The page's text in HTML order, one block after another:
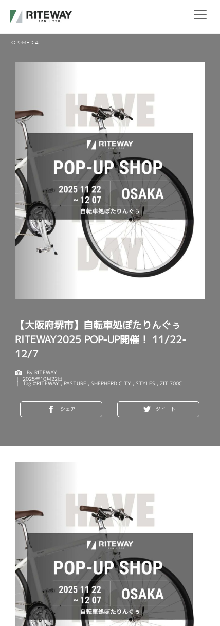
TOP MEDIA
【大阪府堺市】自転車処ぽたりんぐぅ
RITEWAY2025 POP-UP開催！ 11/22-
12/7
By RITEWAY
2025年10月22日
Tag#RITEWAY , PASTURE ,SHEPHERD CITY ,STYLES ,ZIT 700C
シェア ツイート